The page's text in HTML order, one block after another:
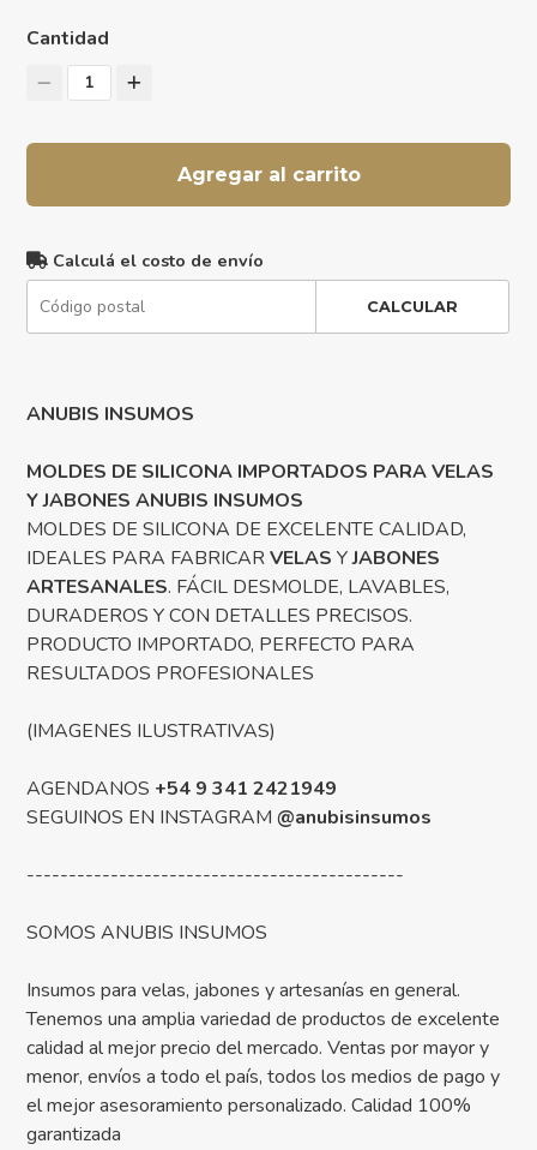
Cantidad
1
Agregar al carrito
Calculá el costo de envío
CALCULAR
ANUBIS INSUMOS
MOLDES DE SILICONA IMPORTADOS PARA VELAS
Y JABONES ANUBIS INSUMOS
MOLDES DE SILICONA DE EXCELENTE CALIDAD,
IDEALES PARA FABRICARVELAS YJABONES
ARTESANALES. FÁCIL DESMOLDE, LAVABLES,
DURADEROS Y CON DETALLES PRECISOS.
PRODUCTO IMPORTADO, PERFECTO PARA
RESULTADOS PROFESIONALES
(IMAGENES ILUSTRATIVAS)
AGENDANOS +54 9 341 2421949
SEGUINOS EN INSTAGRAM@anubisinsumos
---------------------------------------------
SOMOS ANUBIS INSUMOS
Insumos para velas, jabones y artesanías en general.
Tenemos una amplia variedad de productos de excelente
calidad al mejor precio del mercado. Ventas por mayor y
menor, envíos a todo el país, todos los medios de pago y
el mejor asesoramiento personalizado. Calidad 100%
garantizada